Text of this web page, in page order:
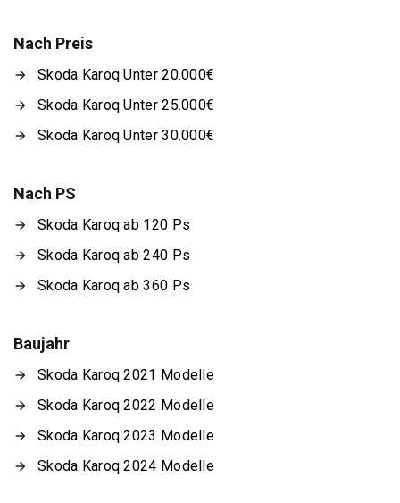
Nach Preis
Skoda Karoq Unter 20.000€
Skoda Karoq Unter 25.000€
Skoda Karoq Unter 30.000€
Nach PS
Skoda Karoq ab 120 Ps
Skoda Karoq ab 240 Ps
Skoda Karoq ab 360 Ps
Baujahr
Skoda Karoq 2021 Modelle
Skoda Karoq 2022 Modelle
Skoda Karoq 2023 Modelle
Skoda Karoq 2024 Modelle